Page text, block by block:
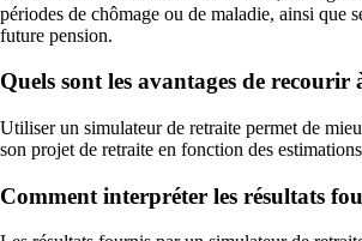
périodes de chômage ou de maladie, ainsi que
future pension.
Quels sont les avantages de
Utiliser un simulateur de retraite permet de
son projet de retraite en fonction des
Comment interpréter les résultats